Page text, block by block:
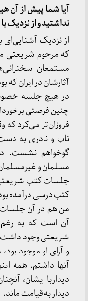
آیا شما پیش از آن
نداشتید و از نزدیک
از نزدیک آشنایی‌ای
که مرحوم شریعتی
مستمعان
آثارشان در ایران که
در هیچ جلسه
چنین فرصتی
فروزان‌تر می‌کرد که
ناب و نادری به
گوخواهم نشست.
مسلمان و غیرمسلمان
جلسات کتب شریعتی
کتب درسی درآمده
من هم در آن
آن است که به رغم
شریعتی وجود داشت
و آرای او موجود
آنها داشتم. همه
دیداربا ایشان،
دیدار به قیامت ماند.